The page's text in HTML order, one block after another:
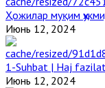
Ҳожилар муқим
Июнь 12, 2024
1-Suhbat | Haj
Июнь 12, 2024